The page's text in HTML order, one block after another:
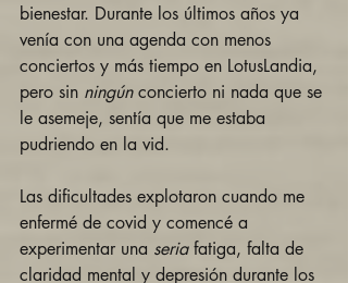
bienestar. Durante los últimos años ya
venía con una agenda con menos
conciertos y más tiempo en LotusLandia,
pero sin ningún concierto ni nada que se
le asemeje, sentía que me estaba
pudriendo en la vid.
Las dificultades explotaron cuando me
enfermé de covid y comencé a
experimentar una seria fatiga, falta de
claridad mental y depresión durante los